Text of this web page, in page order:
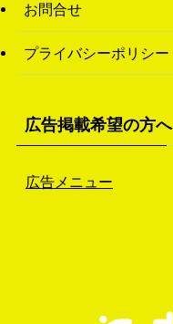
(26)
(46)
お問合せ
プライバシーポリシー
広告掲載希望の方へ
広告メニュー